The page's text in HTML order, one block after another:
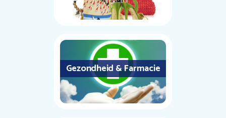
Gezondheid & Farmacie